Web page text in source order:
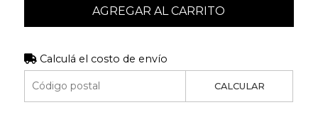
AGREGAR AL CARRITO
Calculá el costo de envío
CALCULAR